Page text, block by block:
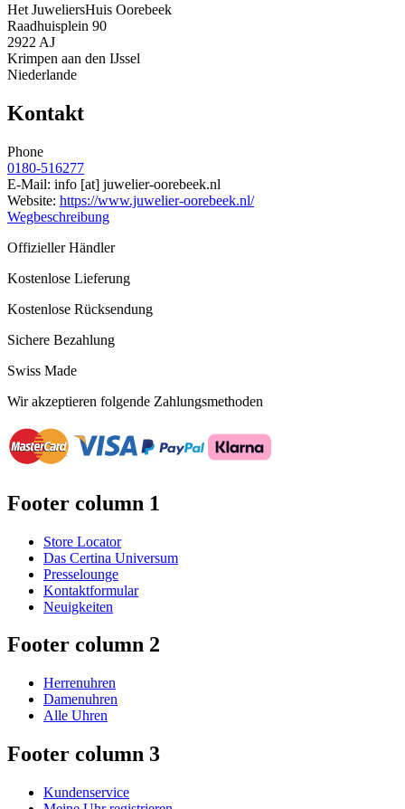
Het JuweliersHuis Oorebeek
Raadhuisplein 90
2922 AJ
Krimpen aan den IJssel
Niederlande
Kontakt
Phone
0180-516277
E-Mail: info [at] juwelier-oorebeek.nl
Website: https://www.juwelier-oorebeek.nl/
Wegbeschreibung
Offizieller Händler
Kostenlose Lieferung
Kostenlose Rücksendung
Sichere Bezahlung
Swiss Made
Wir akzeptieren folgende Zahlungsmethoden
Footer column 1
Store Locator
Das Certina Universum
Presselounge
Kontaktformular
Neuigkeiten
Footer column 2
Herrenuhren
Damenuhren
Alle Uhren
Footer column 3
Kundenservice